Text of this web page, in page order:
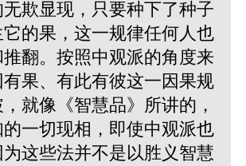
欺显现，只要种下了种子
的果，这一规律任何人也
翻。按照中观派的角度来
果、有此有彼这一因果规
就像《智慧品》所讲的，
一切现相，即使中观派也
这些法并不是以胜义智慧